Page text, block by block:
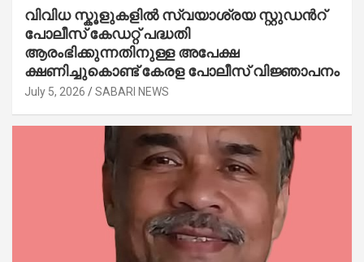
വിവിധ സ്കൂളുകളില്‍ സ്വയാശ്രയ സ്റ്റുഡന്‍റ്
പോലീസ് കേഡറ്റ് പദ്ധതി
ആരംഭിക്കുന്നതിനുള്ള അപേക്ഷ
ക്ഷണിച്ചുകൊണ്ട് കേരള പോലീസ് വിജ്ഞാപനം
July 5, 2026 SABARI NEWS